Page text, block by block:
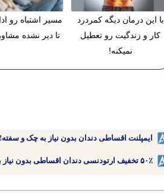
با این درمان دیگه کمردرد
کار و زندگیت رو تعطیل
نمیکنه!
مسیر اشتباه رو
تا دیر نشده
ایمپلنت اقساطی دندان بدون نیاز به چک و
۵۰٪ تخفیف ارتودنسی دندان اقساطی بدون نیاز به چک یا سفته!